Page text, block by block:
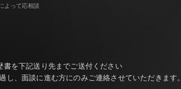
よって応相談
書を下記送り先までご送付ください
し、面談に進む方にのみご連絡させていただきます。